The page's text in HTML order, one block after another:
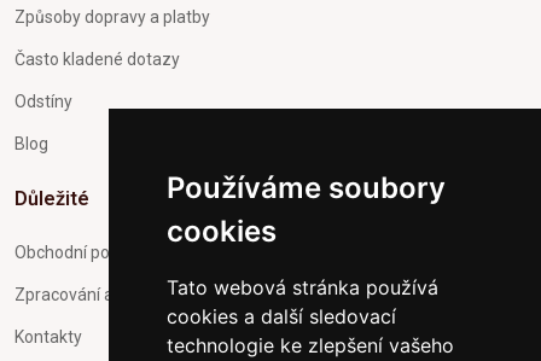
Používáme soubory
cookies
Tato webová stránka používá
cookies a další sledovací
technologie ke zlepšení vašeho
Způsoby dopravy a platby
Často kladené dotazy
Odstíny
Blog
Důležité
Obchodní podmínky
Zpracování a ochrana osobních údajů
Kontakty